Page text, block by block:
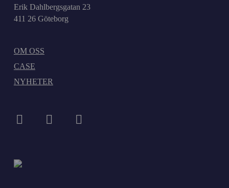
Erik Dahlbergsgatan 23
411 26 Göteborg
OM OSS
CASE
NYHETER